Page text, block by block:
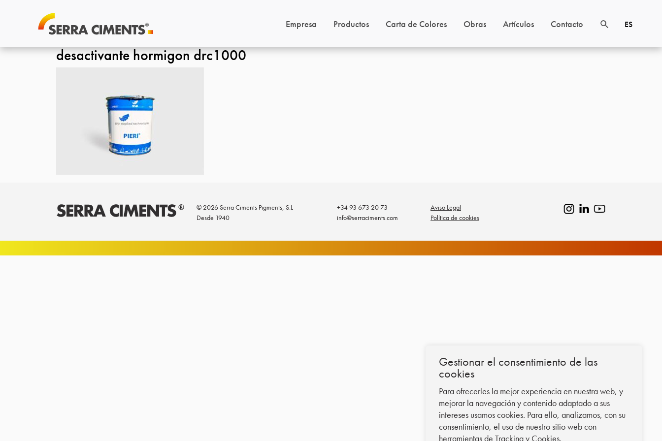
Gestionar el consentimiento de las
cookies
Para ofrecerles la mejor experiencia en nuestra web, y
mejorar la navegación y contenido adaptado a sus
intereses usamos cookies. Para ello, analizamos, con su
consentimiento, el uso de nuestro sitio web con
herramientas de Tracking y Cookies.
Empresa Productos Carta de Colores Obras Artículos Contacto ES
desactivante hormigon drc1000
© 2026 Serra Ciments Pigments, S.L
Desde 1940
+34 93 673 20 73
info@serraciments.com
Aviso Legal
Política de cookies